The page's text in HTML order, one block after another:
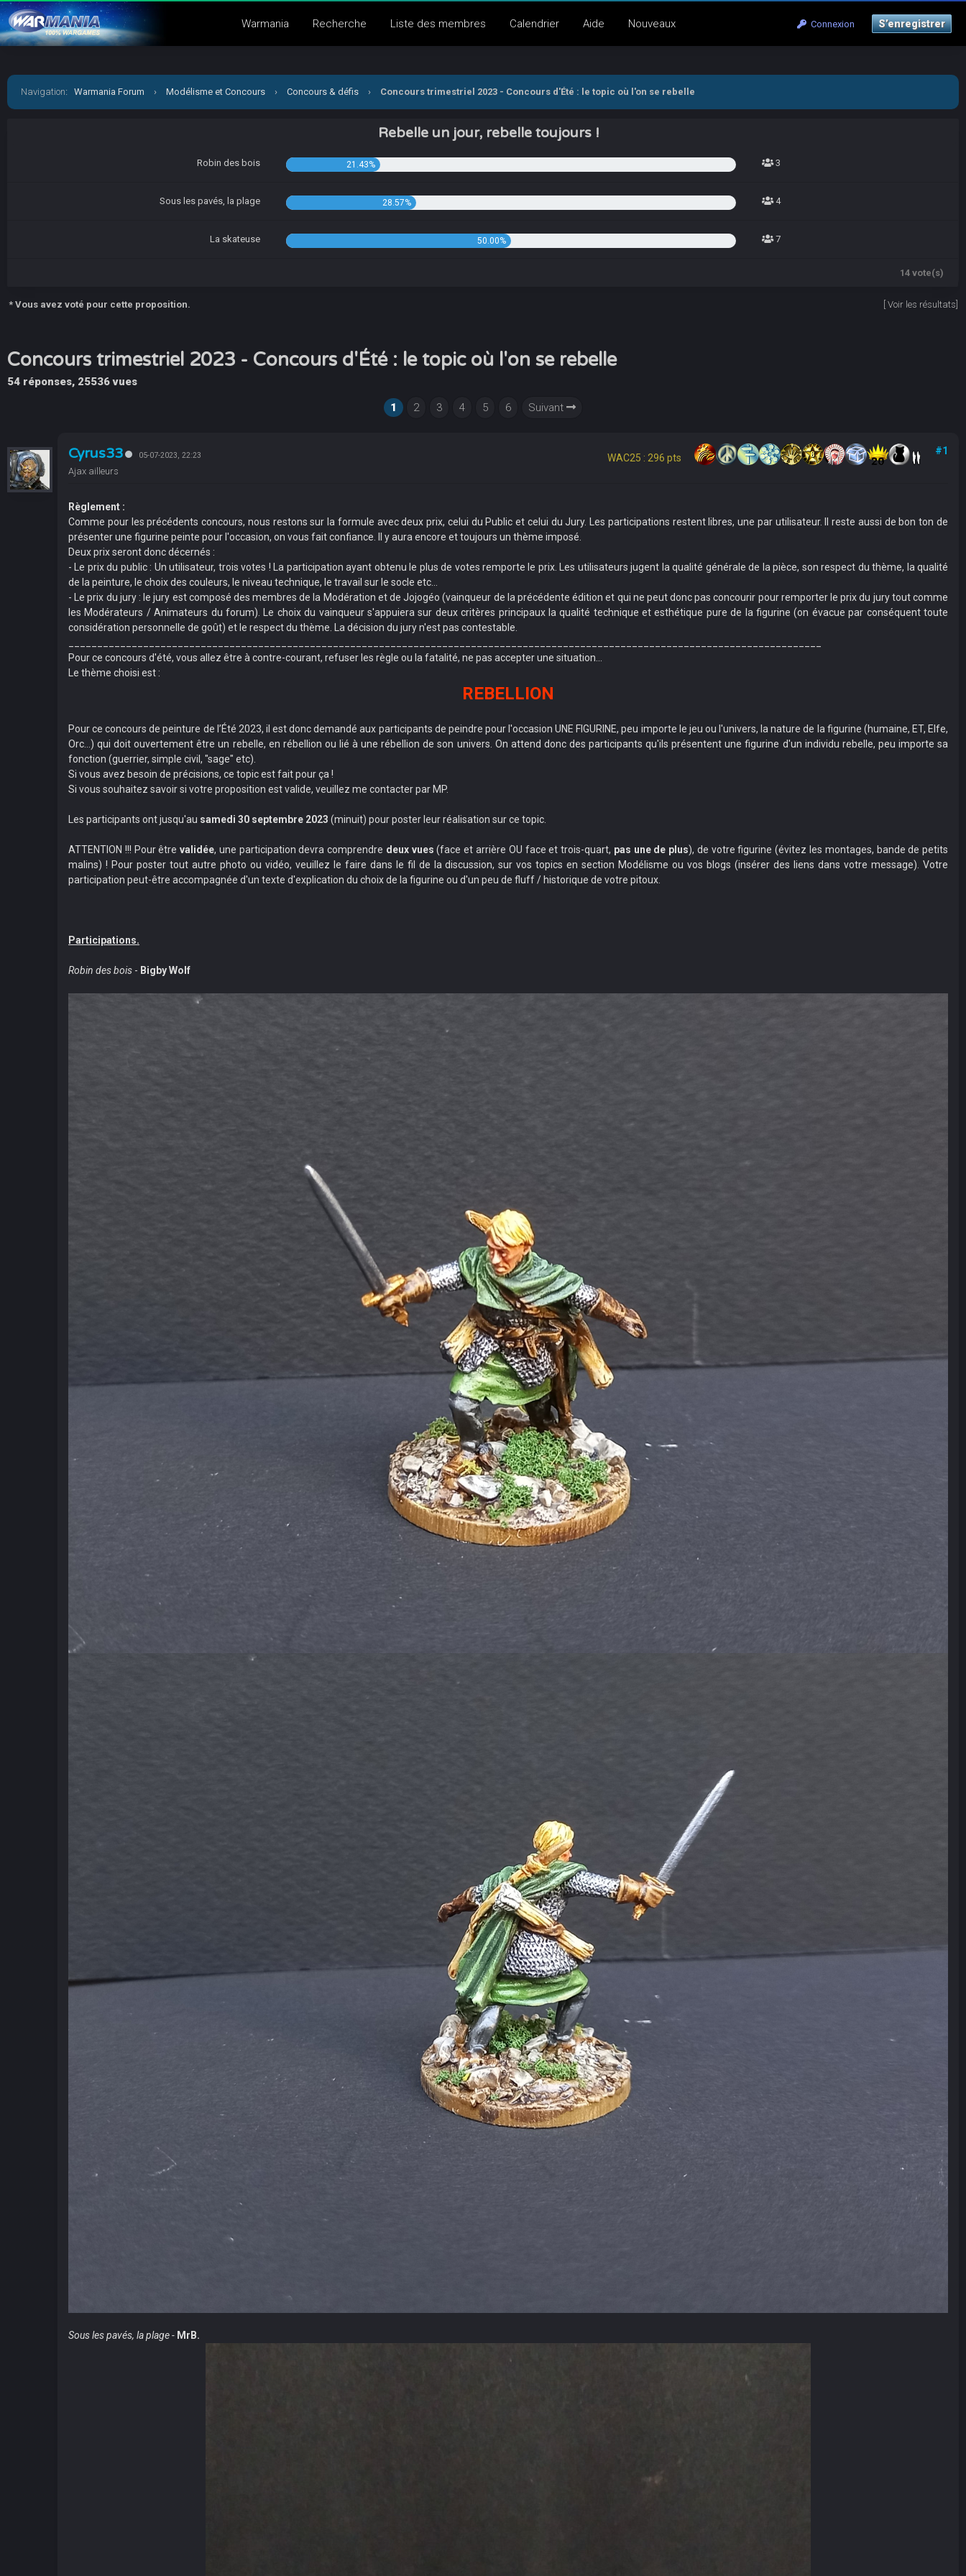
Connexion S’enregistrer
Warmania Recherche Liste des membres Calendrier Aide Nouveaux
Navigation: Warmania Forum › Modélisme et Concours › Concours & défis › Concours trimestriel 2023 - Concours d'Été : le topic où l'on se rebelle
Rebelle un jour, rebelle toujours !
Robin des bois 21.43% 3
Sous les pavés, la plage 28.57% 4
La skateuse 50.00% 7
14 vote(s)
* Vous avez voté pour cette proposition. Voir les résultats
Concours trimestriel 2023 - Concours d'Été : le topic où l'on se rebelle
54 réponses, 25536 vues
1
2 3 4 5 6 Suivant
Cyrus33 05-07-2023, 22:23
Ajax ailleurs
WAC25 : 296 pts
#1
Règlement :
Comme pour les précédents concours, nous restons sur la formule avec deux prix, celui du Public et celui du Jury. Les participations restent libres, une par utilisateur. Il reste aussi de bon ton de
présenter une figurine peinte pour l'occasion, on vous fait confiance. Il y aura encore et toujours un thème imposé.
Deux prix seront donc décernés :
- Le prix du public : Un utilisateur, trois votes ! La participation ayant obtenu le plus de votes remporte le prix. Les utilisateurs jugent la qualité générale de la pièce, son respect du thème, la qualité
de la peinture, le choix des couleurs, le niveau technique, le travail sur le socle etc...
- Le prix du jury : le jury est composé des membres de la Modération et de Jojogéo (vainqueur de la précédente édition et qui ne peut donc pas concourir pour remporter le prix du jury tout comme
les Modérateurs / Animateurs du forum). Le choix du vainqueur s'appuiera sur deux critères principaux la qualité technique et esthétique pure de la figurine (on évacue par conséquent toute
considération personnelle de goût) et le respect du thème. La décision du jury n'est pas contestable.
Pour ce concours d'été, vous allez être à contre-courant, refuser les règle ou la fatalité, ne pas accepter une situation...
Le thème choisi est :
REBELLION
Pour ce concours de peinture de l’Été 2023, il est donc demandé aux participants de peindre pour l'occasion UNE FIGURINE, peu importe le jeu ou l'univers, la nature de la figurine (humaine, ET, Elfe,
Orc...) qui doit ouvertement être un rebelle, en rébellion ou lié à une rébellion de son univers. On attend donc des participants qu'ils présentent une figurine d'un individu rebelle, peu importe sa
fonction (guerrier, simple civil, "sage" etc).
Si vous avez besoin de précisions, ce topic est fait pour ça !
Si vous souhaitez savoir si votre proposition est valide, veuillez me contacter par MP.
Les participants ont jusqu'au samedi 30 septembre 2023 (minuit) pour poster leur réalisation sur ce topic.
ATTENTION !!! Pour êtrevalidée, une participation devra comprendre deux vues (face et arrière OU face et trois-quart, pas une de plus), de votre figurine (évitez les montages, bande de petits
malins) ! Pour poster tout autre photo ou vidéo, veuillez le faire dans le fil de la discussion, sur vos topics en section Modélisme ou vos blogs (insérer des liens dans votre message). Votre
participation peut-être accompagnée d'un texte d'explication du choix de la figurine ou d'un peu de fluff / historique de votre pitoux.
Participations.
Robin des bois - Bigby Wolf
Sous les pavés, la plage - MrB.